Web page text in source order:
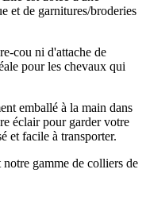
et de garnitures/broderies
cou ni d'attache de
pour les chevaux qui
emballé à la main dans
éclair pour garder votre
et facile à transporter.
gamme de colliers de